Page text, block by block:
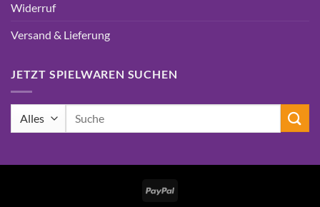
Widerruf
Versand & Lieferung
JETZT SPIELWAREN SUCHEN
PayPal